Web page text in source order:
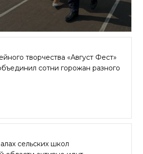
творчества «Август Фест»
сотни горожан разного
сельских школ